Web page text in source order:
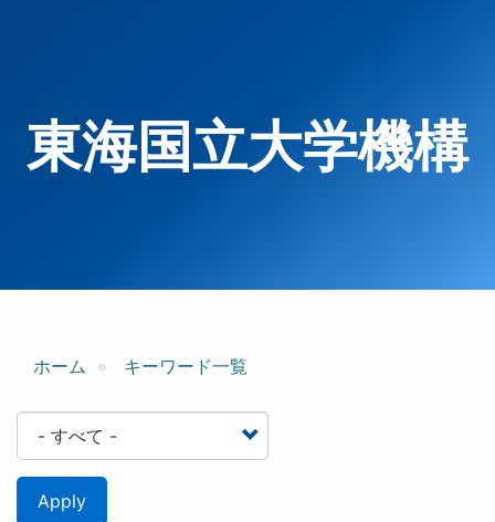
ー
東海国立大学機構
ホーム キーワード一覧
Apply